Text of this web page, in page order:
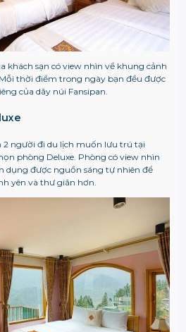
khách sạn có view nhìn về khung cảnh
thời điểm trong ngày bạn đều được
của dãy núi Fansipan.
2 người đi du lịch muốn lưu trú tại
phòng Deluxe. Phòng có view nhìn
dụng được nguồn sáng tự nhiên để
yên và thư giãn hơn.